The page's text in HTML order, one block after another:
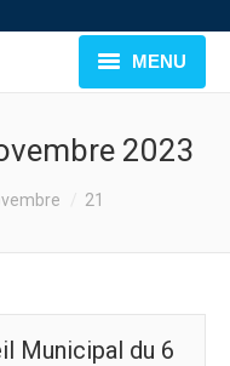
MENU
2023
21
Municipal du 6